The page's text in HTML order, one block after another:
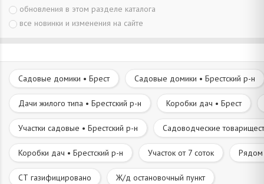
обновления в этом разделе каталога
все новинки и изменения на сайте
Садовые домики • Брест Садовые домики • Брестский р-н
Дачи жилого типа • Брестский р-н Коробки дач • Брест
Участки садовые • Брестский р-н Садоводческие
Коробки дач • Брестский р-н Участок от 7 соток Рядом
СТ газифицировано Ж/д остановочный пункт